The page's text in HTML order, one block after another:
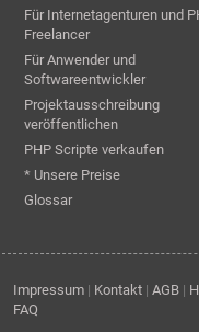
Für Internetagenturen und
Freelancer
Für Anwender und
Softwareentwickler
Projektausschreibung
veröffentlichen
PHP Scripte verkaufen
* Unsere Preise
Glossar
Impressum | Kontakt | AGB |
FAQ